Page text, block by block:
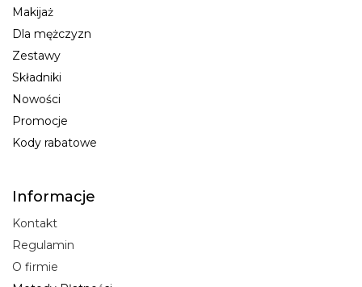
Makijaż
Dla mężczyzn
Zestawy
Składniki
Nowości
Promocje
Kody rabatowe
Informacje
Kontakt
Regulamin
O firmie